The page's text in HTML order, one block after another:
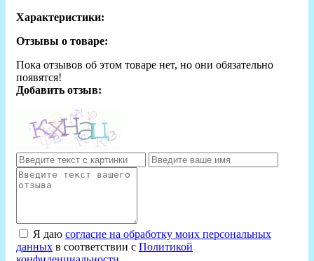
Характеристики:
Отзывы о товаре:
Пока отзывов об этом товаре нет, но они обязательно
появятся!
Добавить отзыв:
Я даю согласие на обработку моих персональных
данных в соответствии с Политикой